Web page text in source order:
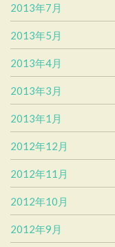
2013年7月
2013年5月
2013年4月
2013年3月
2013年1月
2012年12月
2012年11月
2012年10月
2012年9月